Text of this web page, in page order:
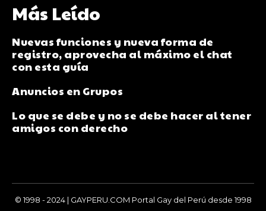
Más Leído
Nuevas funciones y nueva forma de
registro, aprovecha al máximo el chat
con esta guía
Anuncios en Grupos
Lo que se debe y no se debe hacer al tener
amigos con derecho
© 1998 - 2024 | GAYPERU.COM Portal Gay del Perú desde 1998